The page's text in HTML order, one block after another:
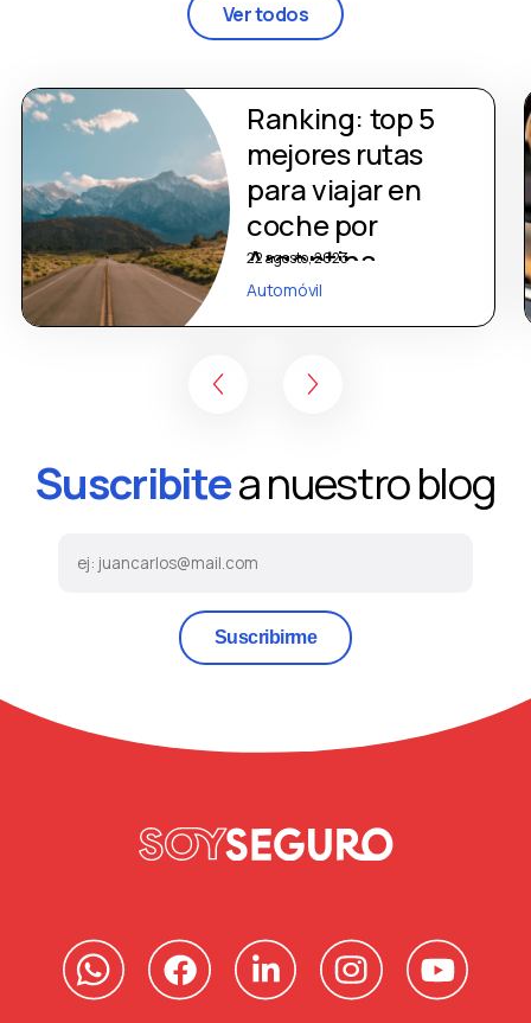
Ver todos
Ranking: top 5
mejores rutas
para viajar en
coche por
Argentina
22 agosto, 2023
Automóvil
Suscribitea nuestro blog
Suscribirme